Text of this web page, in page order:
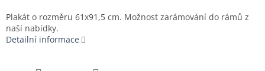
Plakát o rozměru 61x91,5 cm. Možnost zarámování do rámů z
naší nabídky.
Detailní informace